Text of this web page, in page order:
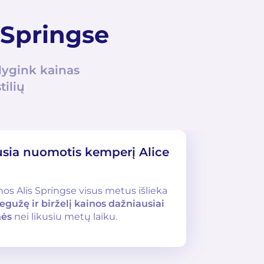
kainas
nuomotis kemperį Alice
Alis Springse visus metus išlieka
ir birželį kainos dažniausiai
nei likusiu metų laiku.